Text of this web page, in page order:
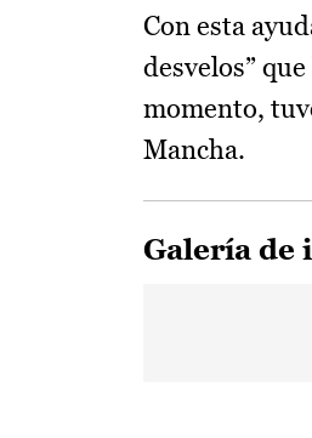
Con esta
desvelos”
momento,
Mancha.
Galería de